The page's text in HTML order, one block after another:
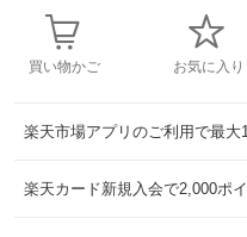
買い物かご お気に入り
楽天市場アプリのご利用で最大
楽天カード新規入会で2,000ポ